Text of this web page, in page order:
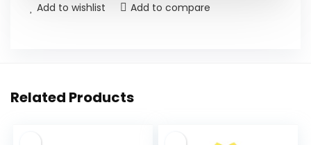
Add to wishlist Add to compare
Related Products